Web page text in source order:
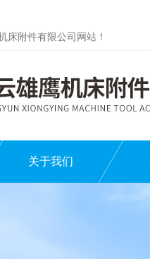
床附件有限公司网站！
关于我们